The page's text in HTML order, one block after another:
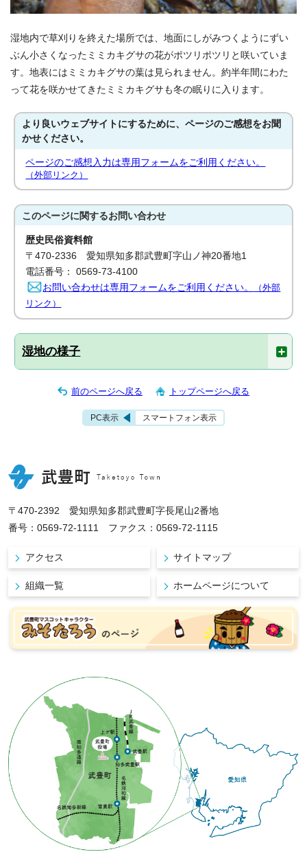
湿地内で草刈りを終えた場所では、地面にしがみつくようにずい
ぶん小さくなったミミカキグサの花がポツリポツリと咲いていま
す。地表にはミミカキグサの葉は見られません。約半年間にわた
って花を咲かせてきたミミカキグサも冬の眠りに入ります。
より良いウェブサイトにするために、ページのご感想をお聞
かせください。
ページのご感想入力は専用フォームをご利用ください。
（外部リンク）
このページに関するお問い合わせ
歴史民俗資料館
〒470-2336 愛知県知多郡武豊町字山ノ神20番地1
電話番号： 0569-73-4100
お問い合わせは専用フォームをご利用ください。
（外部
リンク）
湿地の様子
前のページへ戻る トップページへ戻る
PC表示 スマートフォン表示
〒470-2392 愛知県知多郡武豊町字長尾山2番地
番号：0569-72-1111 ファクス：0569-72-1115
アクセス サイトマップ
組織一覧 ホームページについて